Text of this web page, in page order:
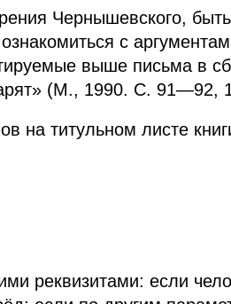
Чернышевского,
с
выше письма в
(М., 1990. С. 91⁠—92,
на титульном листе
реквизитами: если